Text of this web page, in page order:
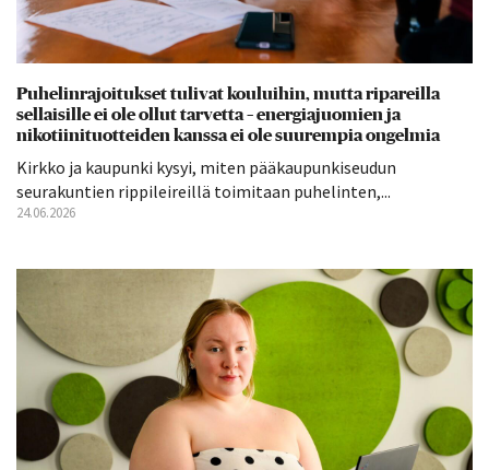
Puhelinrajoitukset tulivat kouluihin, mutta ripareilla
sellaisille ei ole ollut tarvetta – energiajuomien ja
nikotiinituotteiden kanssa ei ole suurempia ongelmia
Kirkko ja kaupunki kysyi, miten pääkaupunkiseudun
seurakuntien rippileireillä toimitaan puhelinten,...
24.06.2026